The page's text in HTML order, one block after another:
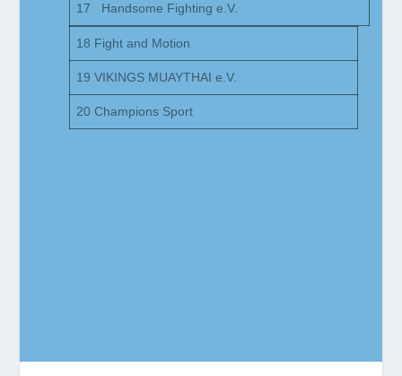
17 Handsome Fighting e.V.
18 Fight and Motion
19 VIKINGS MUAYTHAI e.V.
20 Champions Sport